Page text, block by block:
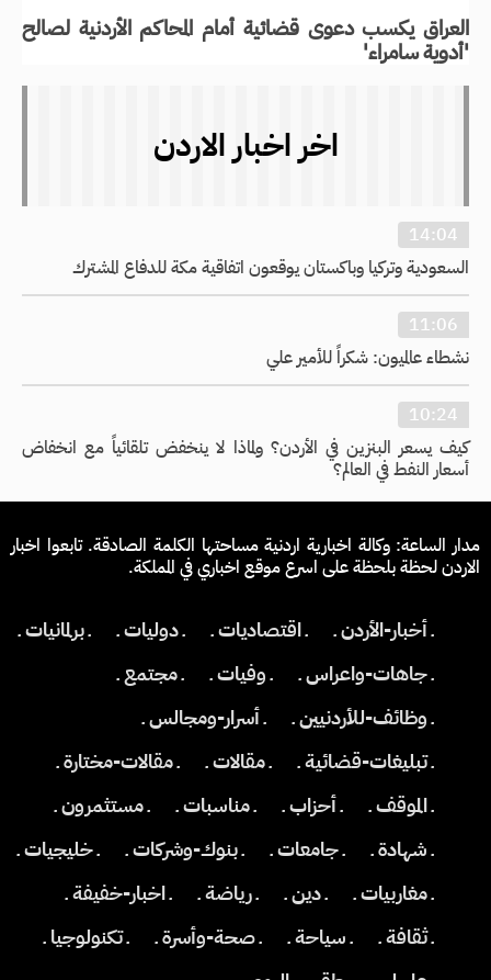
العراق يكسب دعوى قضائية أمام المحاكم الأردنية لصالح
'أدوية سامراء'
اخر اخبار الاردن
14:04
السعودية وتركيا وباكستان يوقعون اتفاقية مكة للدفاع المشترك
11:06
نشطاء عالميون: شكراً للأمير علي
10:24
كيف يسعر البنزين في الأردن؟ ولماذا لا ينخفض تلقائياً مع انخفاض
أسعار النفط في العالم؟
مدار الساعة: وكالة اخبارية اردنية مساحتها الكلمة الصادقة. تابعوا اخبار
الاردن لحظة بلحظة على اسرع موقع اخباري في المملكة.
ـ أخبار-الأردن ـ ـ اقتصاديات ـ ـ دوليات ـ
ـ برلمانيات ـ
ـ جاهات-واعراس ـ
ـ وفيات ـ
ـ مجتمع ـ
ـ وظائف-للأردنيين ـ
ـ أسرار-ومجالس ـ
ـ تبليغات-قضائية ـ
ـ مقالات ـ
ـ مقالات-مختارة ـ
ـ الموقف ـ
ـ أحزاب ـ ـ مناسبات ـ
ـ مستثمرون ـ
ـ شهادة ـ
ـ جامعات ـ ـ بنوك-وشركات ـ
ـ خليجيات ـ
ـ مغاربيات ـ
ـ دين ـ ـ رياضة ـ
ـ اخبار-خفيفة ـ
ـ ثقافة ـ
ـ سياحة ـ ـ صحة-وأسرة ـ
ـ تكنولوجيا ـ